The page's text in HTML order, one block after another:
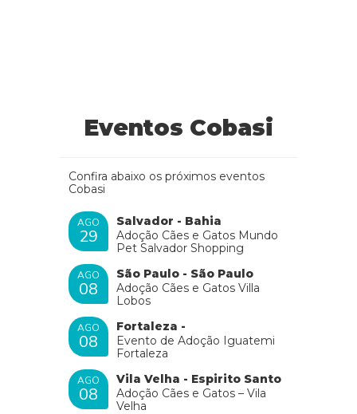
Eventos Cobasi
Confira abaixo os próximos eventos
Cobasi
AGO
29
Salvador - Bahia
Adoção Cães e Gatos Mundo
Pet Salvador Shopping
AGO
08
São Paulo - São Paulo
Adoção Cães e Gatos Villa
Lobos
AGO
08
Fortaleza -
Evento de Adoção Iguatemi
Fortaleza
AGO
08
Vila Velha - Espirito Santo
Adoção Cães e Gatos – Vila
Velha